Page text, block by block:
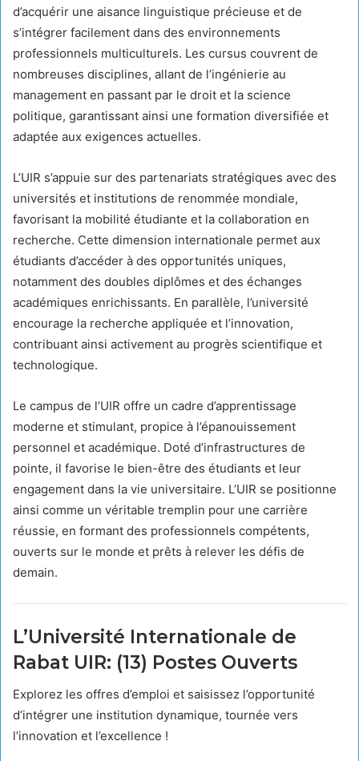
d’acquérir une aisance linguistique précieuse et de
s’intégrer facilement dans des environnements
professionnels multiculturels. Les cursus couvrent de
nombreuses disciplines, allant de l’ingénierie au
management en passant par le droit et la science
politique, garantissant ainsi une formation diversifiée et
adaptée aux exigences actuelles.
L’UIR s’appuie sur des partenariats stratégiques avec des
universités et institutions de renommée mondiale,
favorisant la mobilité étudiante et la collaboration en
recherche. Cette dimension internationale permet aux
étudiants d’accéder à des opportunités uniques,
notamment des doubles diplômes et des échanges
académiques enrichissants. En parallèle, l’université
encourage la recherche appliquée et l’innovation,
contribuant ainsi activement au progrès scientifique et
technologique.
Le campus de l’UIR offre un cadre d’apprentissage
moderne et stimulant, propice à l’épanouissement
personnel et académique. Doté d’infrastructures de
pointe, il favorise le bien-être des étudiants et leur
engagement dans la vie universitaire. L’UIR se positionne
ainsi comme un véritable tremplin pour une carrière
réussie, en formant des professionnels compétents,
ouverts sur le monde et prêts à relever les défis de
demain.
L’Université Internationale de
Rabat UIR: (13) Postes Ouverts
Explorez les offres d’emploi et saisissez l’opportunité
d’intégrer une institution dynamique, tournée vers
l’innovation et l’excellence !